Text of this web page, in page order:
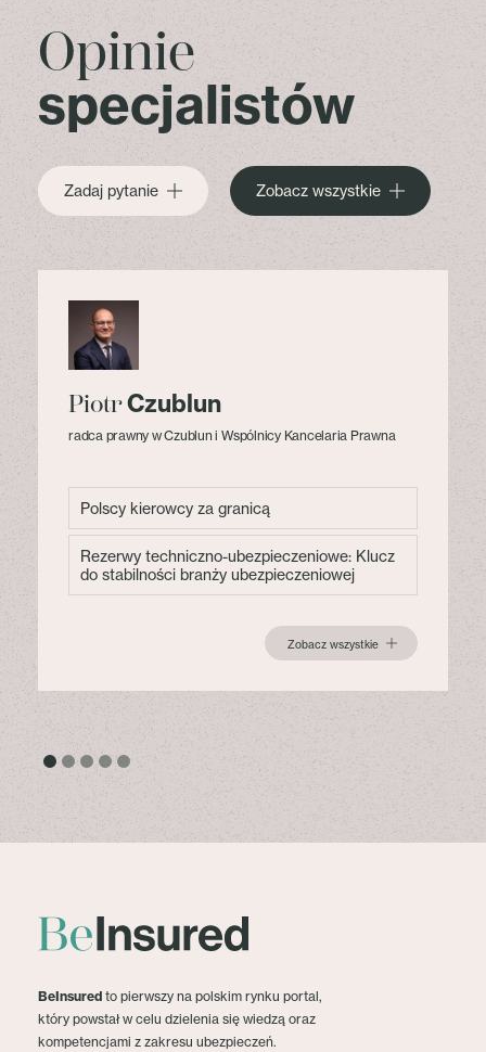
Opinie
specjalistów
Zadaj pytanie Zobacz wszystkie
PiotrCzublun
radca prawny w Czublun i Wspólnicy Kancelaria Prawna
Polscy kierowcy za granicą
Rezerwy techniczno-ubezpieczeniowe: Klucz
do stabilności branży ubezpieczeniowej
Zobacz wszystkie
BeInsured to pierwszy na polskim rynku portal,
który powstał w celu dzielenia się wiedzą oraz
kompetencjami z zakresu ubezpieczeń.